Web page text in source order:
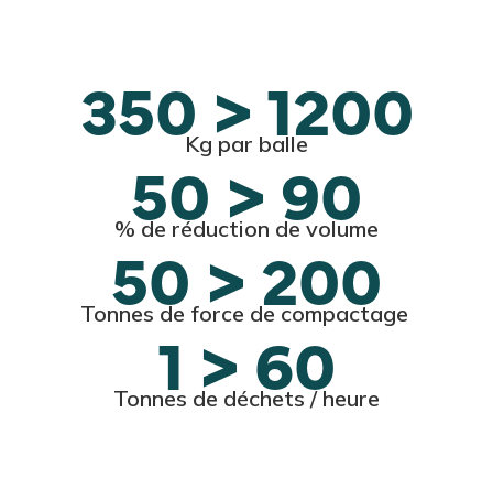
350 > 1200
Kg par balle
50 > 90
% de réduction de volume
50 > 200
Tonnes de force de compactage
1 > 60
Tonnes de déchets / heure